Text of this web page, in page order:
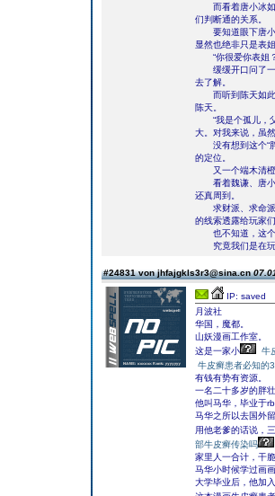
而看着唐小冰如
们判断通的关系。
要知道眼下唐小
显然也绝非只是表
“你很爱你表姐
缓缓开口问了一
去了解。
而听到陈天如此
陈天。
“我是个孤儿，父
大。对我来说，虽
没有想到这个“胖
的定位。
又一个端木清
看着魏谦、唐小
还真周到。
求财派、求命派
的线索透露给玩家
也不知道，这个
究竟我们是在玩
#24831 von jhfajgkls3r3@sina.cn
IP: saved
月波社
华国，魔都。
山妖漫画工作室。
这是一家小
牛
牛皮癣患者必知的
有钱有势有资源。
一名二十多岁的胖
他叫马华，毕业于
马华之所以去国外
用他老爹的话说，
部牛皮癣传染吗
家里人一合计，干
马华小时候学过画
大学毕业后，他加